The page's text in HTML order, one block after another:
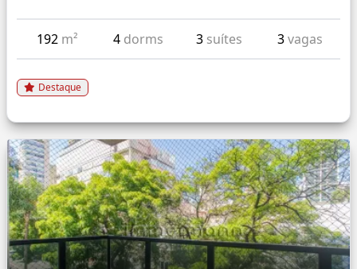
192 m² 4 dorms 3 suítes 3vagas
Destaque